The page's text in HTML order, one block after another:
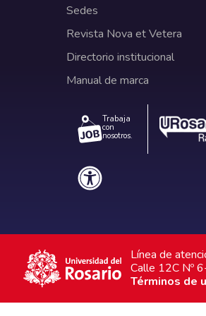
Sedes
Revista Nova et Vetera
Directorio institucional
Manual de marca
Trabaja
con
nosotros.
Línea de
Calle 12C Nº
Términos de